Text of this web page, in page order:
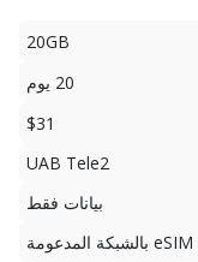
20GB
20 يوم
$31
UAB Tele2
بيانات فقط